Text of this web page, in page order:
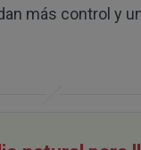
más control y